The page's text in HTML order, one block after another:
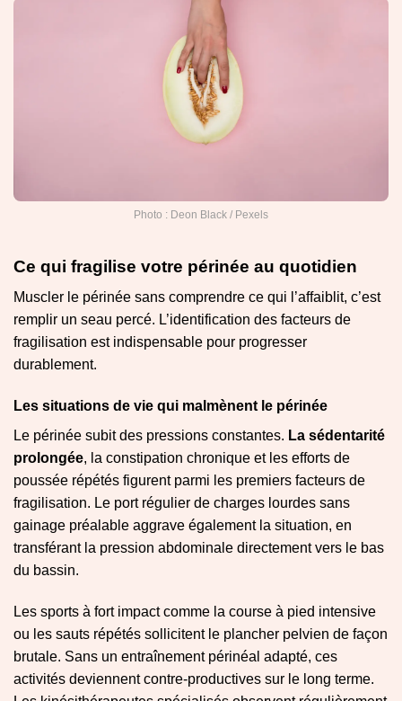
Photo : Deon Black / Pexels
Ce qui fragilise votre périnée au quotidien
Muscler le périnée sans comprendre ce qui l’affaiblit, c’est
remplir un seau percé. L’identification des facteurs de
fragilisation est indispensable pour progresser
durablement.
Les situations de vie qui malmènent le périnée
Le périnée subit des pressions constantes. La sédentarité
prolongée, la constipation chronique et les efforts de
poussée répétés figurent parmi les premiers facteurs de
fragilisation. Le port régulier de charges lourdes sans
gainage préalable aggrave également la situation, en
transférant la pression abdominale directement vers le bas
du bassin.
Les sports à fort impact comme la course à pied intensive
ou les sauts répétés sollicitent le plancher pelvien de façon
brutale. Sans un entraînement périnéal adapté, ces
activités deviennent contre-productives sur le long terme.